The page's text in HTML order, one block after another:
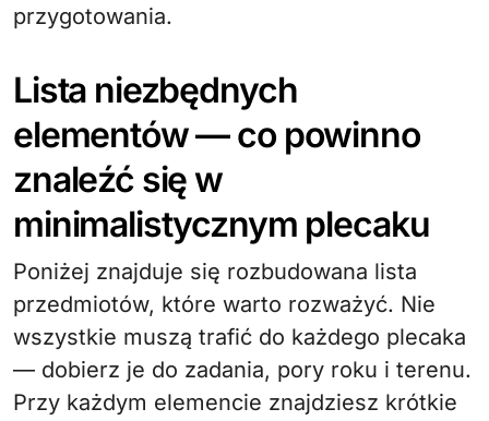
przygotowania.
Lista niezbędnych
elementów — co powinno
znaleźć się w
minimalistycznym plecaku
Poniżej znajduje się rozbudowana lista
przedmiotów, które warto rozważyć. Nie
wszystkie muszą trafić do każdego plecaka
— dobierz je do zadania, pory roku i terenu.
Przy każdym elemencie znajdziesz krótkie